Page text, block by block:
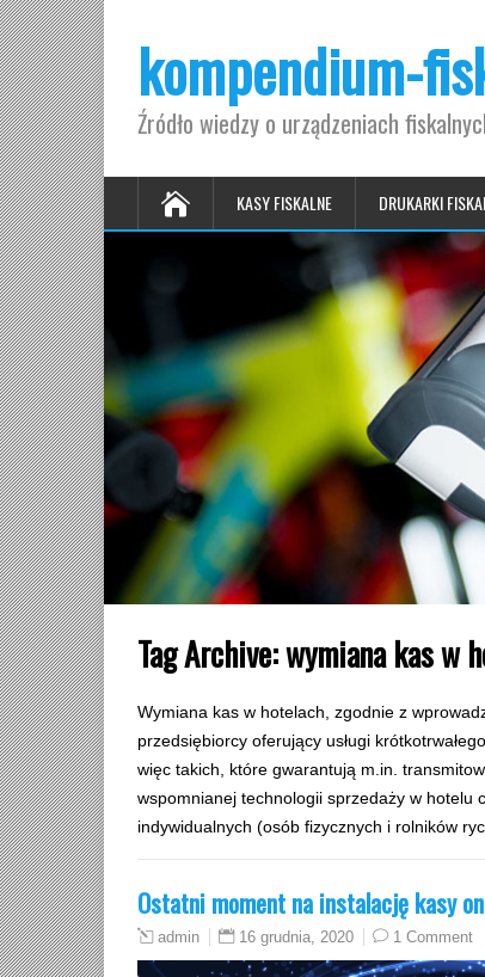
kompendium-
Źródło wiedzy o urządzeniach
KASY FISKALNE DRUKARKI
Tag Archive:wymiana kas w
Wymiana kas w hotelach, zgodnie z
przedsiębiorcy oferujący usługi
więc takich, które gwarantują m.in.
wspomnianej technologii sprzedaży w hotelu
indywidualnych (osób fizycznych i rolników
Ostatni moment na instalację kasy
admin 16 grudnia, 2020 1 Comment